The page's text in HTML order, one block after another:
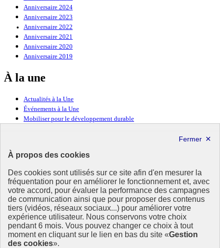
À propos des cookies
Des cookies sont utilisés sur ce site afin d'en mesurer la
fréquentation pour en améliorer le fonctionnement et, avec
votre accord, pour évaluer la performance des campagnes
de communication ainsi que pour proposer des contenus
tiers (vidéos, réseaux sociaux...) pour améliorer votre
expérience utilisateur. Nous conservons votre choix
pendant 6 mois. Vous pouvez changer ce choix à tout
moment en cliquant sur le lien en bas du site «Gestion
des cookies».
Anniversaire 2024
Anniversaire 2023
Anniversaire 2022
Anniversaire 2021
Anniversaire 2020
Anniversaire 2019
À la une
Actualités à la Une
Événements à la Une
Mobiliser pour le développement durable
Ressources
Ressources
La Méth’ODD
Gouvernement
Ce site propose l’information de référence concernant l’Agenda
2030 et la feuille de route de la France. Il valorise la mobilisation de
tous les acteurs.